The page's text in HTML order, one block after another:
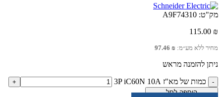
מק"ט: A9F74310
115.00 ₪
מחיר ללא מע״מ: 97.46 ₪
ניתן להזמנה מראש
כמות של מא"ז 3P iC60N 10A
הוספה לסל